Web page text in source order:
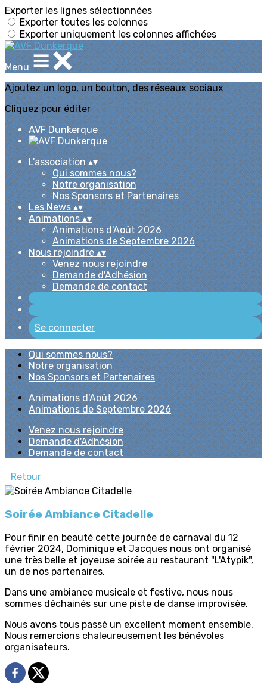
Exporter les lignes sélectionnées
Exporter toutes les colonnes
Exporter uniquement les colonnes affichées
Menu
Ajoutez un logo, un bouton, des réseaux sociaux
Cliquez pour éditer
AVF Dunkerque
L'association▴▾
Qui sommes nous?
Notre organisation
Nos Sponsors et Partenaires
Les News▴▾
Animations▴▾
Animations d'Août 2026
Animations de Septembre 2026
Nous rejoindre▴▾
Venez nous rejoindre
Demande d'Adhésion
Demande de contact
Se connecter
Qui sommes nous?
Notre organisation
Nos Sponsors et Partenaires
Animations d'Août 2026
Animations de Septembre 2026
Venez nous rejoindre
Demande d'Adhésion
Demande de contact
Retour
Soirée Ambiance Citadelle
Pour finir en beauté cette journée de carnaval du 12
février 2024, Dominique et Jacques nous ont organisé
une très belle et joyeuse soirée au restaurant "L'Atypik",
un de nos partenaires.
Dans une ambiance musicale et festive, nous nous
sommes déchainés sur une piste de danse improvisée.
Nous avons tous passé un excellent moment ensemble.
Nous remercions chaleureusement les bénévoles
organisateurs.